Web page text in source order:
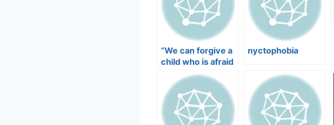
“We can forgive a
child who is afraid
of the dark; the
real tragedy of life
is when men are
afraid of the light.”
nyctophobia